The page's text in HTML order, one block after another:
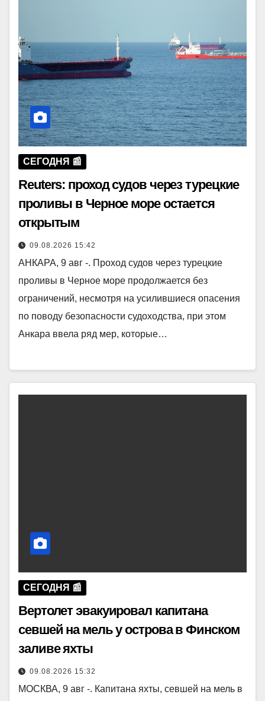
СЕГОДНЯ 📰
Reuters: проход судов через турецкие
проливы в Черное море остается
открытым
09.08.2026 15:42
АНКАРА, 9 авг -. Проход судов через турецкие
проливы в Черное море продолжается без
ограничений, несмотря на усилившиеся опасения
по поводу безопасности судоходства, при этом
Анкара ввела ряд мер, которые…
СЕГОДНЯ 📰
Вертолет эвакуировал капитана
севшей на мель у острова в Финском
заливе яхты
09.08.2026 15:32
МОСКВА, 9 авг -. Капитана яхты, севшей на мель в